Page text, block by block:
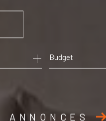
Budget
ANNONCES